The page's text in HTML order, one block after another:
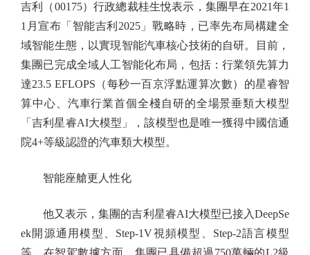
吉利（00175）行政總裁桂生悅表示，集團早在2021年1
1月宣布「智能吉利2025」戰略時，已率先布局構建全
域智能生態，以實現智能汽車核心技術的自研。目前，
集團已完成全域人工智能化布局，包括：行業領先算力
達23.5 EFLOPS（每秒一百京浮點運算次數）的星睿智
算中心、汽車行業首個全棧自研的全場景垂類大模型
「吉利星睿AI大模型」，該模型也是唯一獲得中國信通
院4+等級認證的汽車類大模型。
智能座艙更人性化
他又表示，集團的吉利星睿AI大模型已接入DeepSe
ek開源通用模型、Step-1V視頻模型、Step-2語言模型